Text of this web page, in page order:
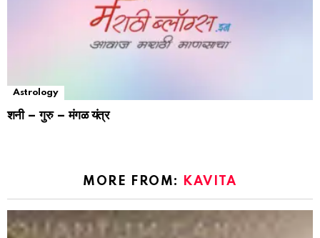
Astrology
शनी – गुरु – मंगळ यंत्र
MORE FROM: KAVITA